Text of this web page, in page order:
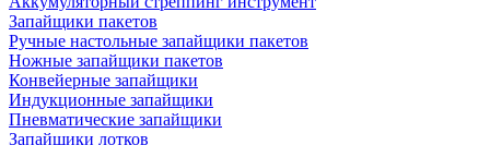
Запайщики пакетов
Ручные настольные запайщики пакетов
Ножные запайщики пакетов
Конвейерные запайщики
Индукционные запайщики
Пневматические запайщики
Запайщики лотков